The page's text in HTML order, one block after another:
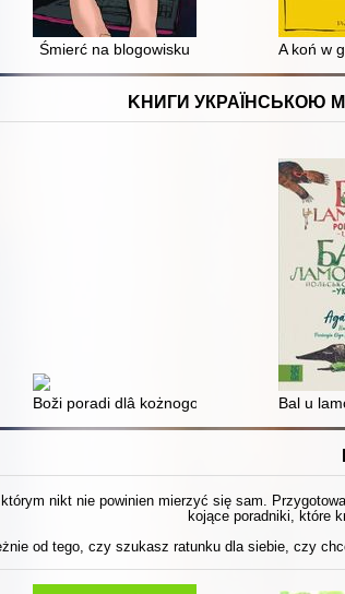
Śmierć na blogowisku A koń w
KНИГИ УКРАЇНСЬКОЮ
Boži poradi dlâ kożnogo : proŝennâ Bal u
nikt nie powinien mierzyć się sam.
kojące poradniki, które
od tego, czy szukasz ratunku dla siebie, czy